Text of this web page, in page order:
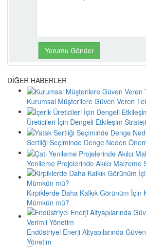
DİĞER HABERLER
Kurumsal Müşterilere Güven Veren
Üreticileri İçin Dengeli Etkileşim
Sertliği Seçiminde Denge Neden
Yenileme Projelerinde Akılcı Malzeme
Kirpiklerde Daha Kalkık Görünüm İçin
Mümkün mü?
Endüstriyel Enerji Altyapılarında
Yönetim